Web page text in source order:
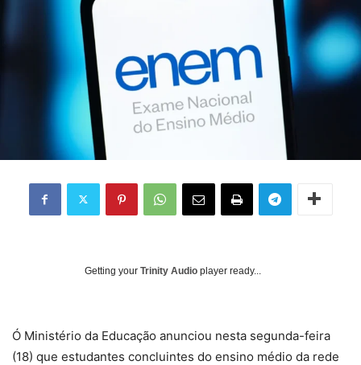
Getting your Trinity Audio player ready...
Ó Ministério da Educação anunciou nesta segunda-feira
(18) que estudantes concluintes do ensino médio da rede